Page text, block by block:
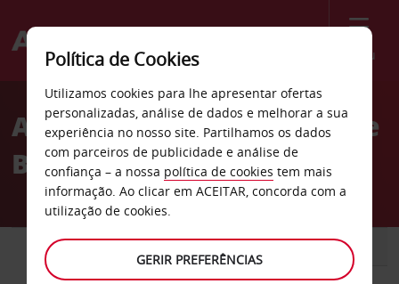
Menu
Welcome
AvisAluguer de carros norte de
Berlim
CARRO COMERCIAIS
Política de Cookies
Utilizamos cookies para lhe apresentar ofertas
personalizadas, análise de dados e melhorar a sua
experiência no nosso site. Partilhamos os dados
com parceiros de publicidade e análise de
confiança – a nossa política de cookies tem mais
informação. Ao clicar em ACEITAR, concorda com a
utilização de cookies.
GERIR PREFERÊNCIAS